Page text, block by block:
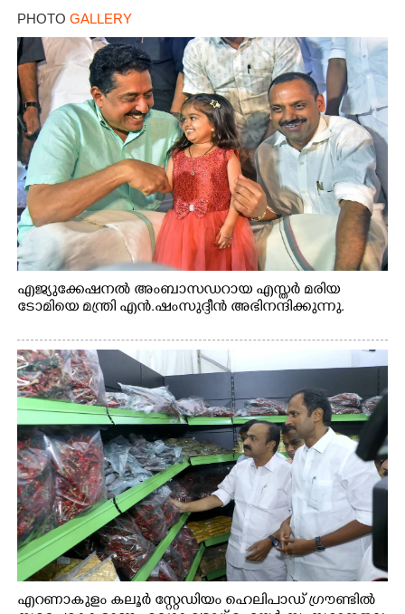
PHOTO GALLERY
എജ്യുക്കേഷനൽ അംബാസഡറായ എസ്തർ മരിയ
ടോമിയെ മന്ത്രി എൻ.ഷംസുദ്ദീൻ അഭിനന്ദിക്കുന്നു.
എറണാകുളം കലൂർ സ്റ്റേഡിയം ഹെലിപാഡ് ഗ്രൗണ്ടിൽ